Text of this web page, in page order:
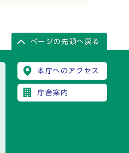
ページの先頭へ戻る
本庁へのアクセス
庁舎案内